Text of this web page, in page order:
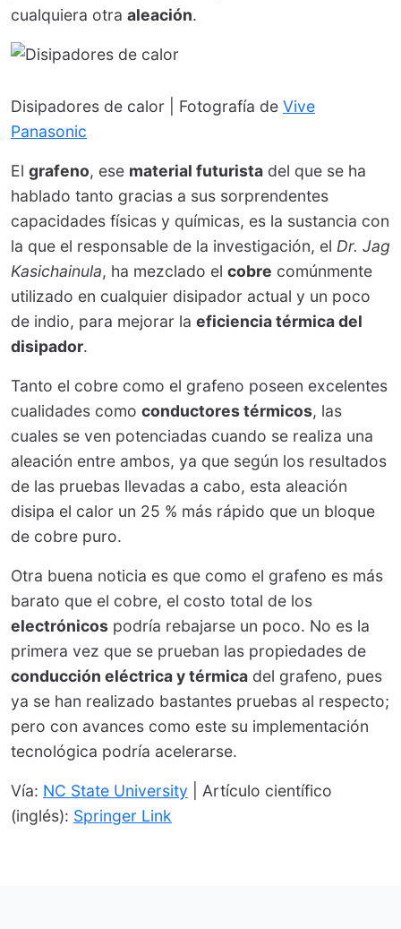
cualquiera otra aleación.
Disipadores de calor | Fotografía de Vive
Panasonic
El grafeno, ese material futurista del que se ha
hablado tanto gracias a sus sorprendentes
capacidades físicas y químicas, es la sustancia con
la que el responsable de la investigación, el Dr. Jag
Kasichainula, ha mezclado el cobre comúnmente
utilizado en cualquier disipador actual y un poco
de indio, para mejorar la eficiencia térmica del
disipador.
Tanto el cobre como el grafeno poseen excelentes
cualidades como conductores térmicos, las
cuales se ven potenciadas cuando se realiza una
aleación entre ambos, ya que según los resultados
de las pruebas llevadas a cabo, esta aleación
disipa el calor un 25 % más rápido que un bloque
de cobre puro.
Otra buena noticia es que como el grafeno es más
barato que el cobre, el costo total de los
electrónicos podría rebajarse un poco. No es la
primera vez que se prueban las propiedades de
conducción eléctrica y térmica del grafeno, pues
ya se han realizado bastantes pruebas al respecto;
pero con avances como este su implementación
tecnológica podría acelerarse.
Vía: NC State University | Artículo científico
(inglés): Springer Link